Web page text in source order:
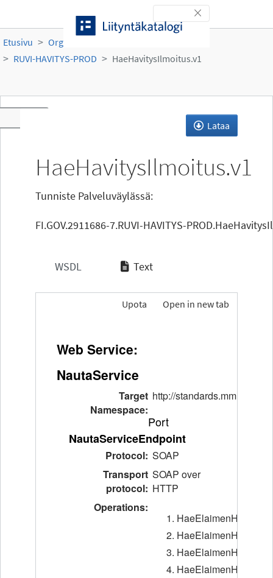
Toggle navigation
Etusivu Organisaatiot
RUVI-HAVITYS-PROD
HaeHavitysIlmoitus.v1
Lataa
HaeHavitysIlmoitus.v1
Tunniste Palveluväylässä:
FI.GOV.2911686-7.RUVI-HAVITYS-
WSDL Text
Open in new tab
Upota